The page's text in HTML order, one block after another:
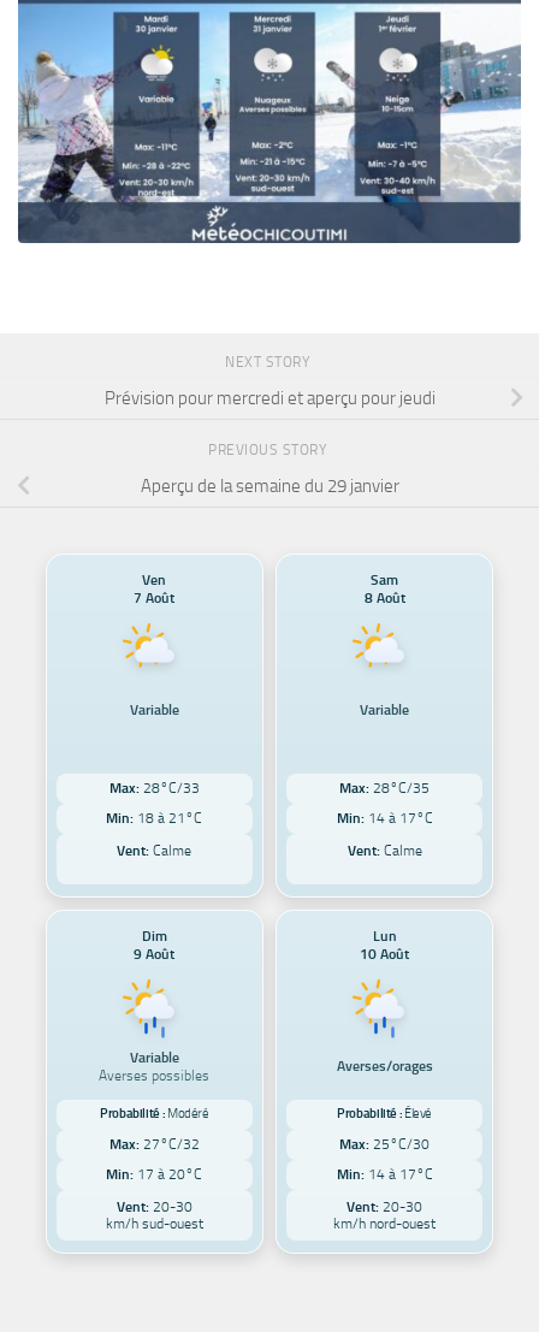
NEXT STORY
Prévision pour mercredi et aperçu pour jeudi
PREVIOUS STORY
Aperçu de la semaine du 29 janvier
Ven
7 Août
Variable
Max: 28°C/33
Min: 18 à 21°C
Vent: Calme
Sam
8 Août
Variable
Max: 28°C/35
Min: 14 à 17°C
Vent:Calme
Dim
9 Août
Variable
Averses possibles
Probabilité : Modéré
Max: 27°C/32
Min: 17 à 20°C
Vent:20-30
km/h sud-ouest
Lun
10 Août
Averses/orages
Probabilité : Élevé
Max: 25°C/30
Min: 14 à 17°C
Vent: 20-30
km/h nord-ouest